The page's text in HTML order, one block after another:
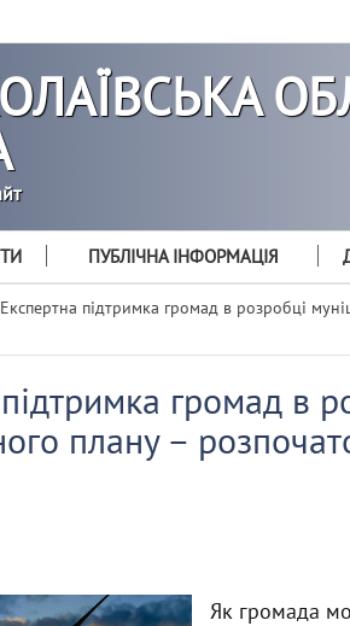
ПУБЛІЧНА ІНФОРМАЦІЯ
Експертна підтримка громад в розробці
громад в
плану –
Як громада